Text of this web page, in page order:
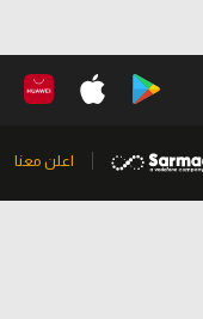
اعلن معنا